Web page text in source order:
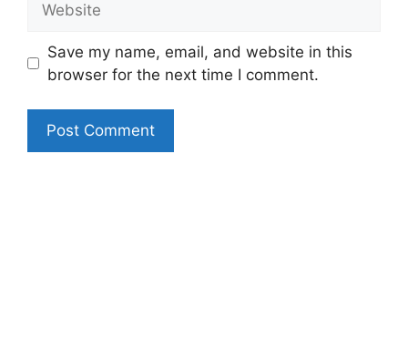
Save my name, email, and website in this
browser for the next time I comment.